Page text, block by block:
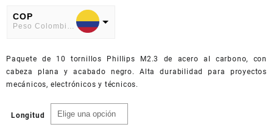
hasta
$ 2.200,0
COP
American Dollar
Paquete de 10 tornillos Phillips M2.3 de acero al carbono, con
cabeza plana y acabado negro. Alta durabilidad para proyectos
mecánicos, electrónicos y técnicos.
Longitud